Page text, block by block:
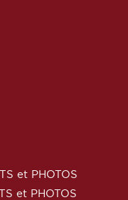
et PHOTOS
et PHOTOS